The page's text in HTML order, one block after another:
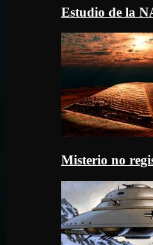
Estudio de la
Misterio no